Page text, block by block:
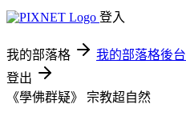
登入
我的部落格 我的部落格後台
登出
《學佛群疑》 宗教超自然